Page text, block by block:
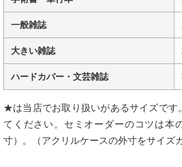
一般雑誌
大きい雑誌
ハードカバー・文芸雑誌
★は当店でお取り扱いがあるサイズです
てください。セミオーダーのコツは本
寸）。（アクリルケースの外寸をサイズ